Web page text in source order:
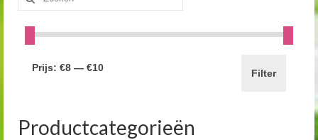
naar:
Filter
Prijs: €8 — €10
Productcategorieën